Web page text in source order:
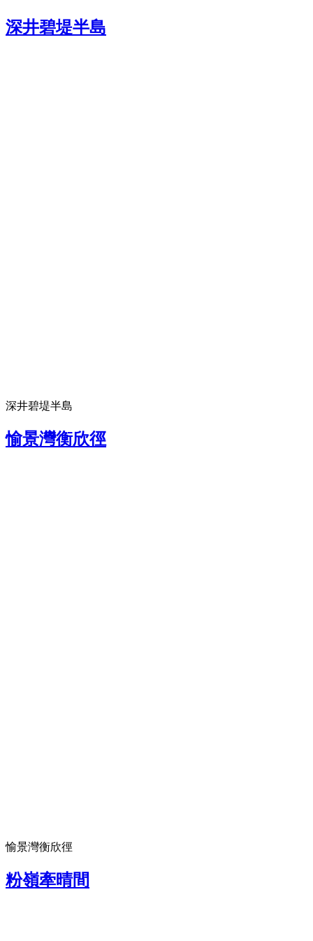
深井碧堤半島
深井碧堤半島
愉景灣衡欣徑
愉景灣衡欣徑
粉嶺牽晴間